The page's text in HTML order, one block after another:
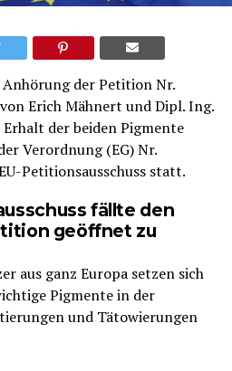
der Petition Nr.
Erich Mähnert und Dipl. Ing.
der beiden Pigmente
Verordnung (EG) Nr.
Petitionsausschuss statt.
fällte den
geöffnet zu
aus ganz Europa setzen sich
Pigmente in der
und Tätowierungen